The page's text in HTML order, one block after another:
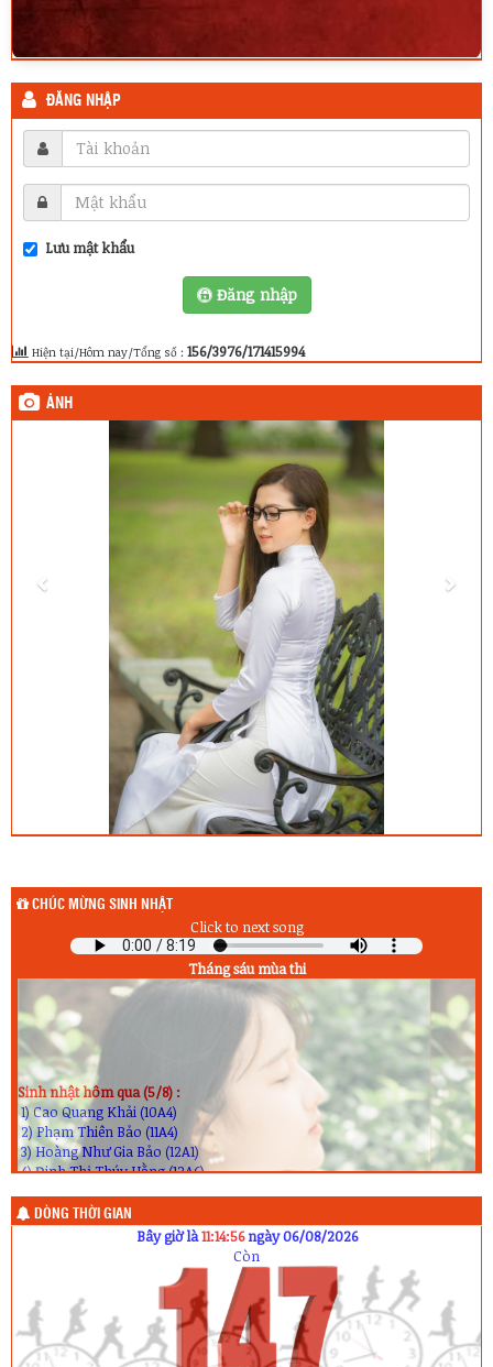
ĐĂNG NHẬP
Lưu mật khẩu
Đăng nhập
Hiện tại/Hôm nay/Tổng số : 156/3976/171415994
ẢNH
CHÚC MỪNG SINH NHẬT
Click to next song
Tháng sáu mùa thi
Sinh nhật hôm qua (5/8) :
1) Cao Quang Khải (10A4)
2) Phạm Thiên Bảo (11A4)
3) Hoàng Như Gia Bảo (12A1)
4) Đinh Thị Thúy Hằng (12A6)
5) Đoàn Thanh Phương (12A10)
1) Vũ Thị Thanh Thảo (11A2)
2) Nguyễn Thị Như Quỳnh (11A6)
Sinh nhật ngày mai (7/8) :
2) Trần Văn Hoàng (11A8)
3) Nguyễn Anh Khoa (12A5)
DÒNG THỜI GIAN
Bây giờ là11:14:57ngày 06/08/2026
Còn